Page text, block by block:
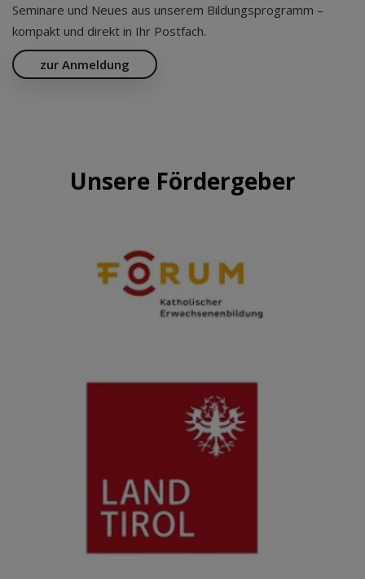
Seminare und Neues aus unserem Bildungsprogramm –
kompakt und direkt in Ihr Postfach.
zur Anmeldung
Unsere Fördergeber